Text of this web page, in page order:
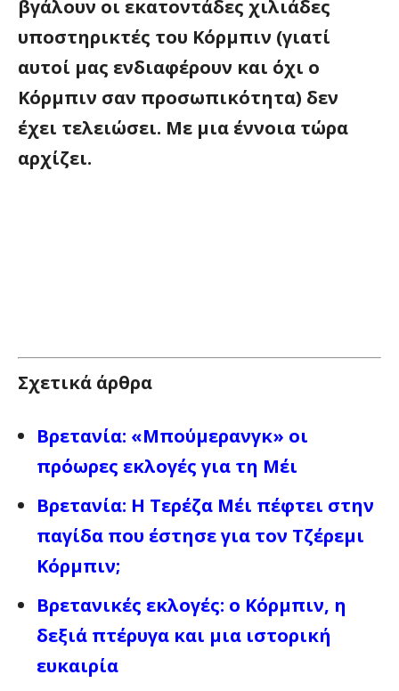
βγάλουν οι εκατοντάδες χιλιάδες
υποστηρικτές του Κόρμπιν (γιατί
αυτοί μας ενδιαφέρουν και όχι ο
Κόρμπιν σαν προσωπικότητα) δεν
έχει τελειώσει. Με μια έννοια τώρα
αρχίζει.
Σχετικά άρθρα
Βρετανία: «Μπούμερανγκ» οι
πρόωρες εκλογές για τη Μέι
Βρετανία: Η Τερέζα Μέι πέφτει στην
παγίδα που έστησε για τον Τζέρεμι
Κόρμπιν;
Bρετανικές εκλογές: ο Κόρμπιν, η
δεξιά πτέρυγα και μια ιστορική
ευκαιρία